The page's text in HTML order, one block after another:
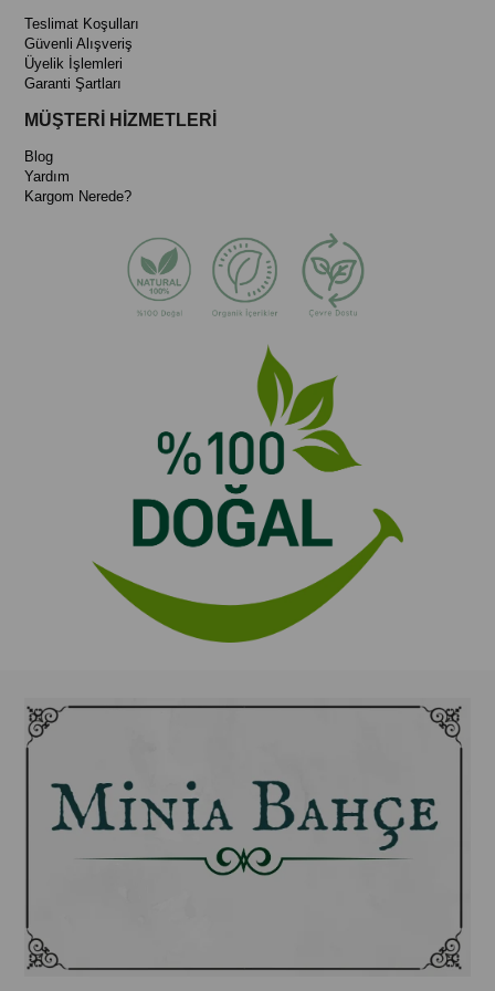
Teslimat Koşulları
Güvenli Alışveriş
Üyelik İşlemleri
Garanti Şartları
MÜŞTERİ HİZMETLERİ
Blog
Yardım
Kargom Nerede?